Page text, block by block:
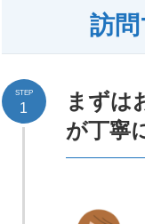
訪
まずは
が丁寧
STEP
1